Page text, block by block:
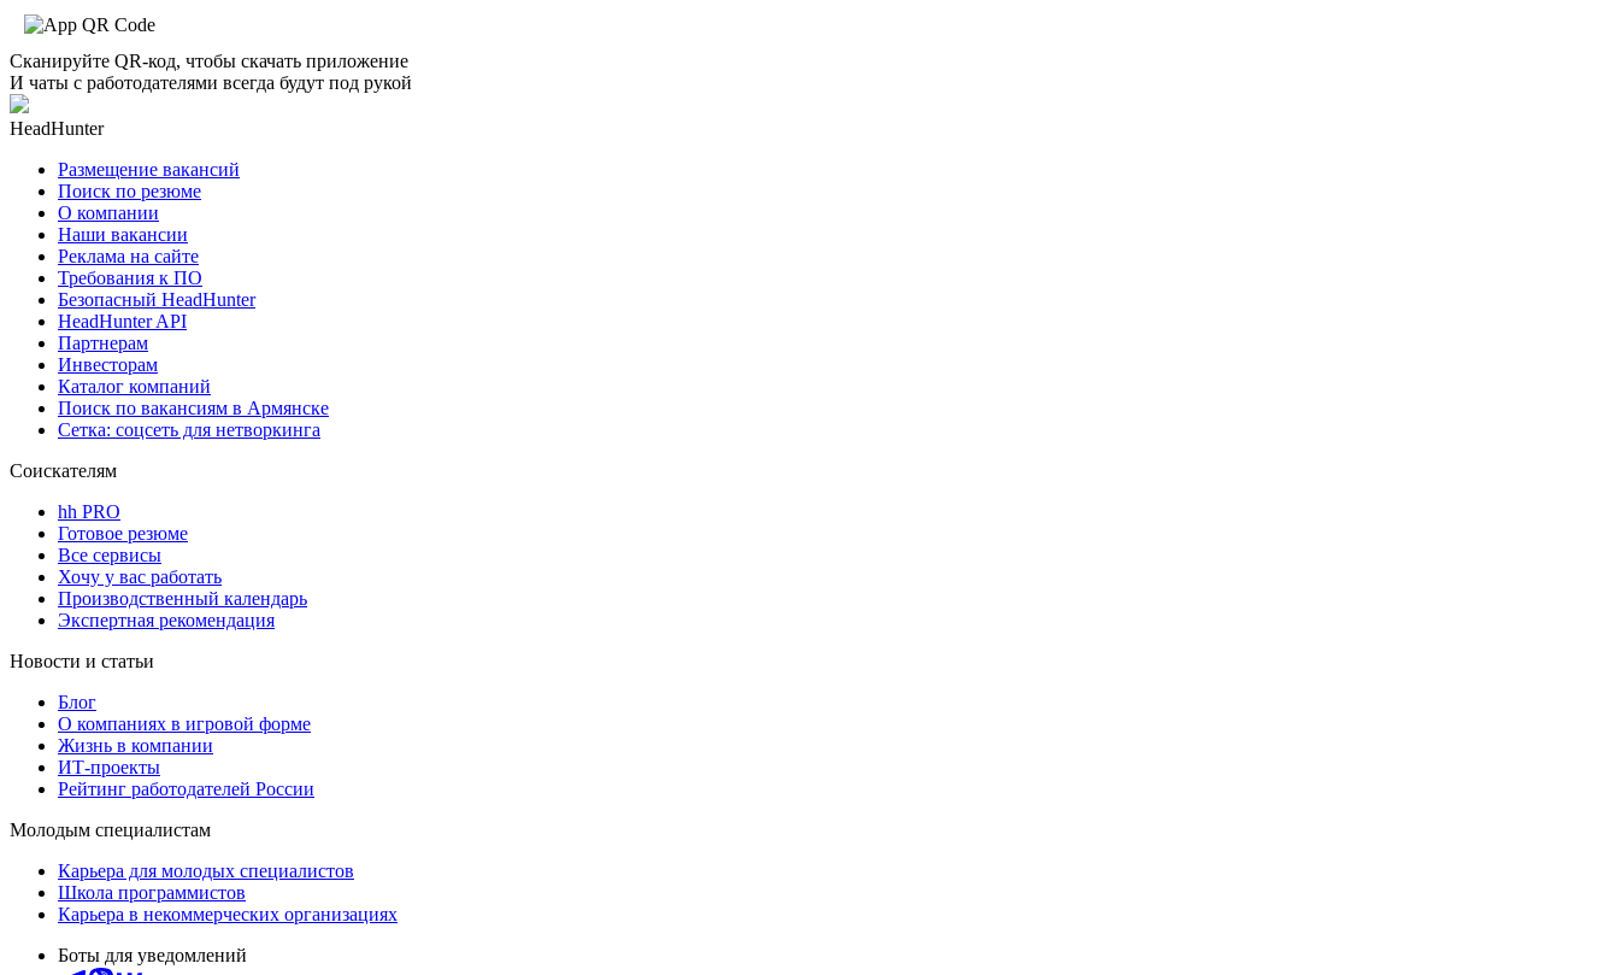
Сканируйте QR-код, чтобы скачать приложение
И чаты с работодателями всегда будут под рукой
HeadHunter
Размещение вакансий
Поиск по резюме
О компании
Наши вакансии
Реклама на сайте
Требования к ПО
Безопасный HeadHunter
HeadHunter API
Партнерам
Инвесторам
Каталог компаний
Поиск по вакансиям в Армянске
Сетка: соцсеть для нетворкинга
Соискателям
hh PRO
Готовое резюме
Все сервисы
Хочу у вас работать
Производственный календарь
Экспертная рекомендация
Новости и статьи
Блог
О компаниях в игровой форме
Жизнь в компании
ИТ-проекты
Рейтинг работодателей России
Молодым специалистам
Карьера для молодых специалистов
Школа программистов
Карьера в некоммерческих организациях
Боты для уведомлений